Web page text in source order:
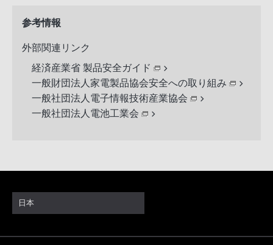
参考情報
外部関連リンク
経済産業省 製品安全ガイド
一般財団法人家電製品協会安全への取り組み
一般社団法人電子情報技術産業協会
一般社団法人電池工業会
日本